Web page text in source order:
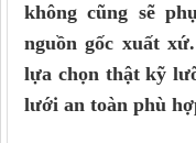
không cũng sẽ
nguồn gốc xuất
lựa chọn thật kỹ
lưới an toàn phù